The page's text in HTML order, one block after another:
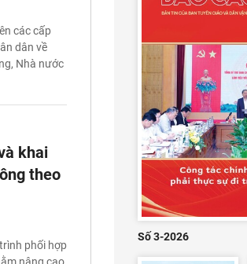
các cấp
dân về
Nhà nước
khai
theo
phối hợp
Số 3-2026